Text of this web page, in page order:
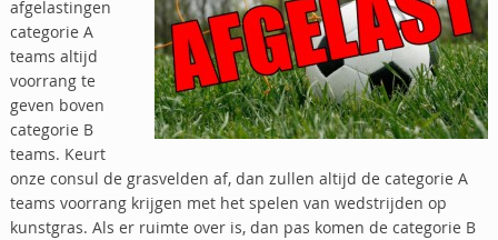
afgelastingen
categorie A
teams altijd
voorrang te
geven boven
categorie B
teams. Keurt
onze consul de grasvelden af, dan zullen altijd de categorie A
teams voorrang krijgen met het spelen van wedstrijden op
kunstgras. Als er ruimte over is, dan pas komen de categorie B